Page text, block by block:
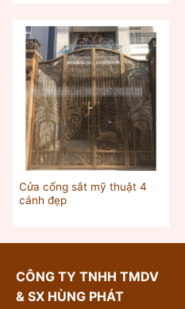
Cửa cổng sắt mỹ thuật 4
cánh đẹp
CÔNG TY TNHH TMDV
& SX HÙNG PHÁT